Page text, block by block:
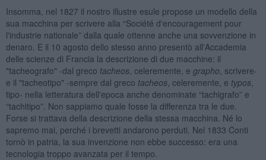
Insomma, nel 1827 il nostro illustre esule propose un modello della
sua macchina per scrivere alla “Société d'encouragement pour
l'industrie nationale” dalla quale ottenne anche una sovvenzione in
denaro. E il 10 agosto dello stesso anno presentò all'Accademia
delle scienze di Francia la descrizione di due macchine: il
"tacheografo" -dal greco tacheos, celeremente, e grapho , scrivere-
e il "tacheotipo" -sempre dal greco tacheos, celeremente, e typos,
tipo- nella letteratura dell'epoca anche denominate “tachigrafo” e
“tachitipo”. Non sappiamo quale fosse la differenza tra le due.
Forse si trattava della descrizione della stessa macchina. Né lo
sapremo mai, perché i brevetti andarono perduti. Nel 1833 Conti
tornò in patria, la sua invenzione non ebbe successo: era una
tecnologia troppo avanzata per il tempo.